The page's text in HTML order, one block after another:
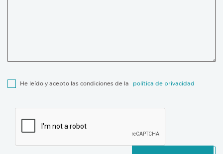
He leído y acepto las condiciones de la política de privacidad